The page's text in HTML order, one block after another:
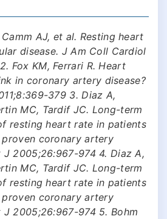
Camm AJ, et al. Resting heart
disease. J Am Coll Cardiol
Fox KM, Ferrari R. Heart
in coronary artery disease?
379 3. Diaz A,
MC, Tardif JC. Long-term
resting heart rate in patients
coronary artery
J 2005;26:967-974 4. Diaz A,
MC, Tardif JC. Long-term
resting heart rate in patients
coronary artery
J 2005;26:967-974 5. Bohm